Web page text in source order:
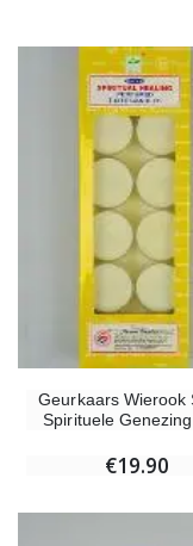
Geurkaars Wierook
Spirituele
€19.90
-10%
€15.00